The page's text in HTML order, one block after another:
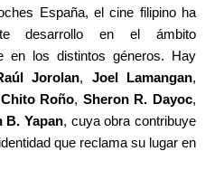
España, el cine filipino ha
desarrollo en el ámbito
en los distintos géneros. Hay
Jorolan, Joel Lamangan,
Chito Roño, Sheron R. Dayoc,
B. Yapan, cuya obra contribuye
que reclama su lugar en